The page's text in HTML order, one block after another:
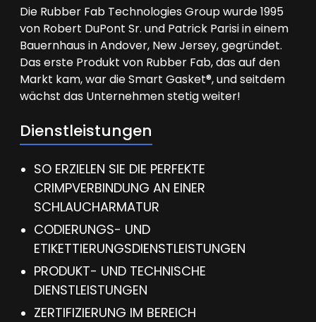
Die Rubber Fab Technologies Group wurde 1995
von Robert DuPont Sr. und Patrick Parisi in einem
Bauernhaus in Andover, New Jersey, gegründet.
Das erste Produkt von Rubber Fab, das auf den
Markt kam, war die Smart Gasket®, und seitdem
wächst das Unternehmen stetig weiter!
Dienstleistungen
SO ERZIELEN SIE DIE PERFEKTE
CRIMPVERBINDUNG AN EINER
SCHLAUCHARMATUR
CODIERUNGS- UND
ETIKETTIERUNGSDIENSTLEISTUNGEN
PRODUKT- UND TECHNISCHE
DIENSTLEISTUNGEN
ZERTIFIZIERUNG IM BEREICH